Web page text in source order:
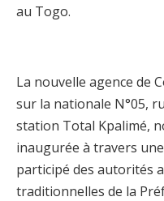
au Togo.
La nouvelle agence de
sur la nationale N°05,
station Total Kpalimé,
inaugurée à travers
participé des autorités
traditionnelles de la